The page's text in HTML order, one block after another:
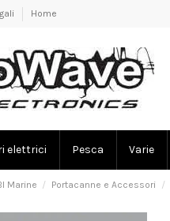
Home
elettrici Pesca Varie
Marine Portacanne e Accessori